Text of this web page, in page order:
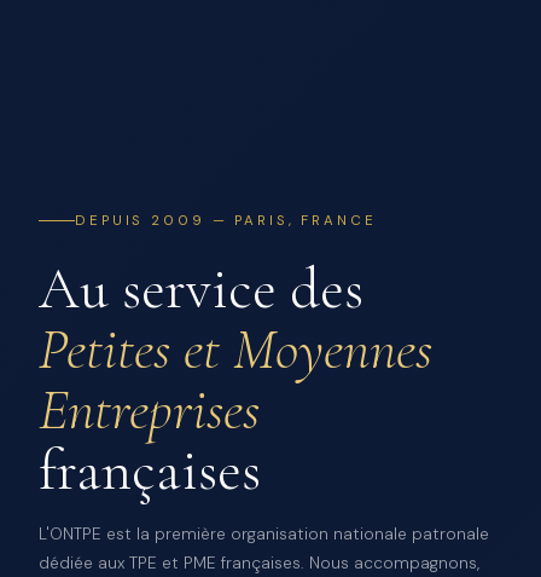
DEPUIS 2009 — PARIS, FRANCE
Au service des
Petites et Moyennes
Entreprises
françaises
L'ONTPE est la première organisation nationale patronale
dédiée aux TPE et PME françaises. Nous accompagnons,